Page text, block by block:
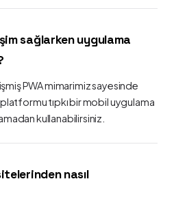
sağlarken uygulama
PWA mimarimiz sayesinde
tıpkı bir mobil uygulama
kullanabilirsiniz.
nasıl